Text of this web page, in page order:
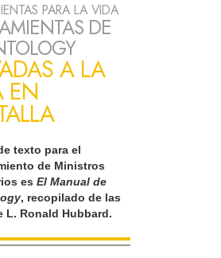
PARA LA VIDA
DE
A LA
EN
texto para el
de Ministros
es El Manual de
, recopilado de las
L. Ronald Hubbard.